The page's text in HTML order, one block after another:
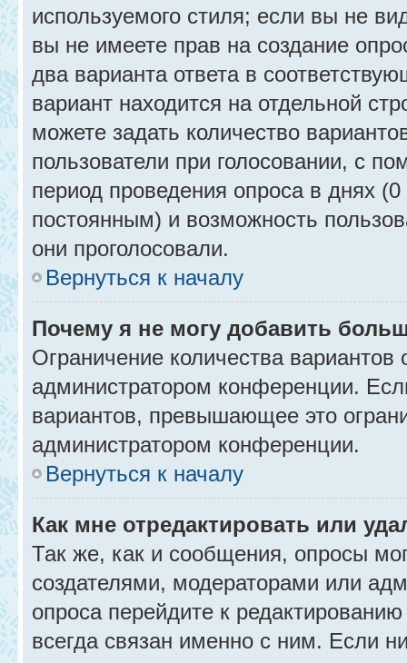
используемого стиля; если вы не
вы не имеете прав на создание
два варианта ответа в
вариант находится на отдельной
можете задать количество
пользователи при голосовании, с
период проведения опроса в днях (0
постоянным) и возможность
они проголосовали.
Вернуться к началу
Почему я не могу добавить
Ограничение количества вариантов
администратором конференции.
вариантов, превышающее это
администратором конференции.
Вернуться к началу
Как мне отредактировать или
Так же, как и сообщения, опросы
создателями, модераторами или
опроса перейдите к
всегда связан именно с ним. Если